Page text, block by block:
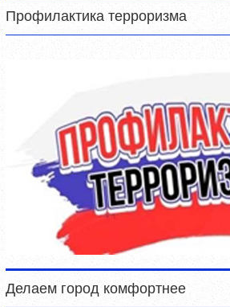
Профилактика терроризма
Делаем город комфортнее